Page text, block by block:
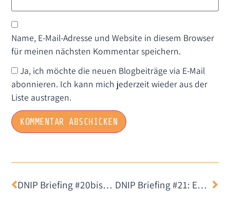
Name, E-Mail-Adresse und Website in diesem Browser
für meinen nächsten Kommentar speichern.
Ja, ich möchte die neuen Blogbeiträge via E-Mail
abonnieren. Ich kann mich jederzeit wieder aus der
Liste austragen.
DNIP Briefing #20bis: Sitzungsprotokoll mal anders DNIP Briefing #21: Enshittification, Cyberkriminelle und ein Zitat